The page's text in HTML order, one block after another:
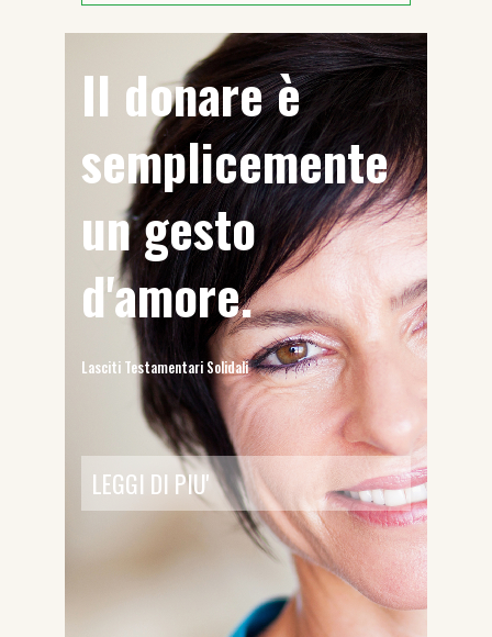
Il donare è
semplicemente
un gesto
d'amore.
Lasciti Testamentari Solidali
LEGGI DI PIU'